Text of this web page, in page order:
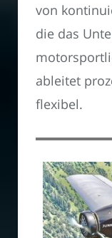
von
die das
ableitet
flexibel.